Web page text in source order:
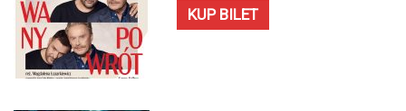
KUP BILET